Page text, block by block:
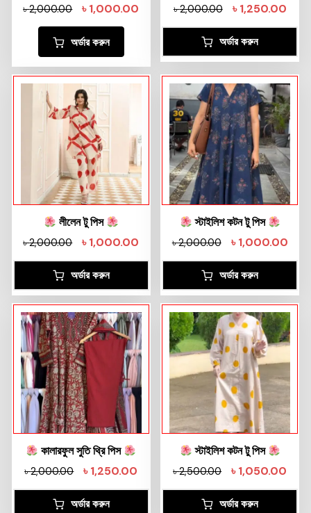
৳2,000.00 ৳1,000.00
অর্ডার করুন
৳2,000.00 ৳1,250.00
অর্ডার করুন
লীলেন টু পিস
৳2,000.00 ৳1,000.00
অর্ডার করুন
স্টাইলিশ কটন টু পিস
৳2,000.00 ৳1,000.00
অর্ডার করুন
কালারফুল সুতি থ্রি পিস
৳2,000.00 ৳1,250.00
অর্ডার করুন
স্টাইলিশ কটন টু পিস
৳2,500.00 ৳1,050.00
অর্ডার করুন